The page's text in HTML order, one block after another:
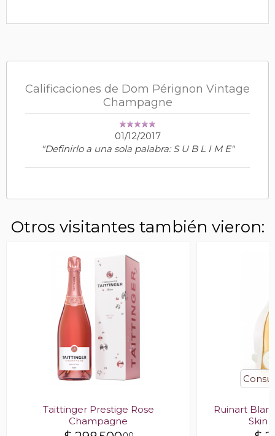
Calificaciones de Dom Pérignon Vintage
Champagne
01/12/2017
"Definirlo a una sola palabra: S U B L I M E"
Otros visitantes también vieron:
Taittinger Prestige Rose
Champagne
Ruinart
Skin